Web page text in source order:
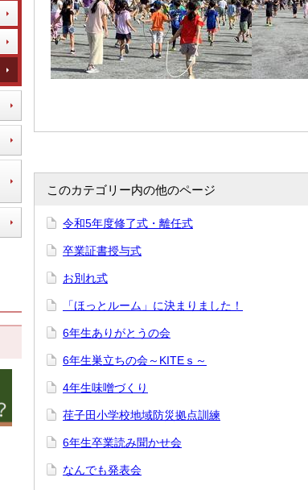
このカテゴリー内の他のページ
令和5年度修了式・離任式
卒業証書授与式
お別れ式
「ほっとルーム」に決まりました！
6年生ありがとうの会
6年生巣立ちの会～KITEｓ～
4年生味噌づくり
荏子田小学校地域防災拠点訓練
6年生卒業読み聞かせ会
なんでも発表会